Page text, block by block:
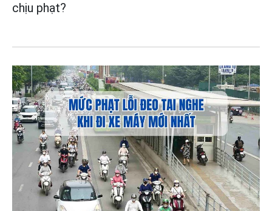
chịu phạt?